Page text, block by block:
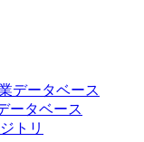
データベース
ータベース
トリ